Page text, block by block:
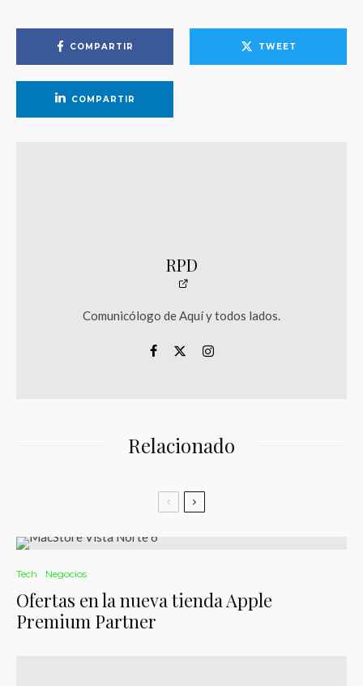
COMPARTIR TWEET
COMPARTIR
RPD
Comunicólogo de Aquí y todos lados.
Relacionado
Tech Negocios
Ofertas en la nueva tienda Apple
Premium Partner